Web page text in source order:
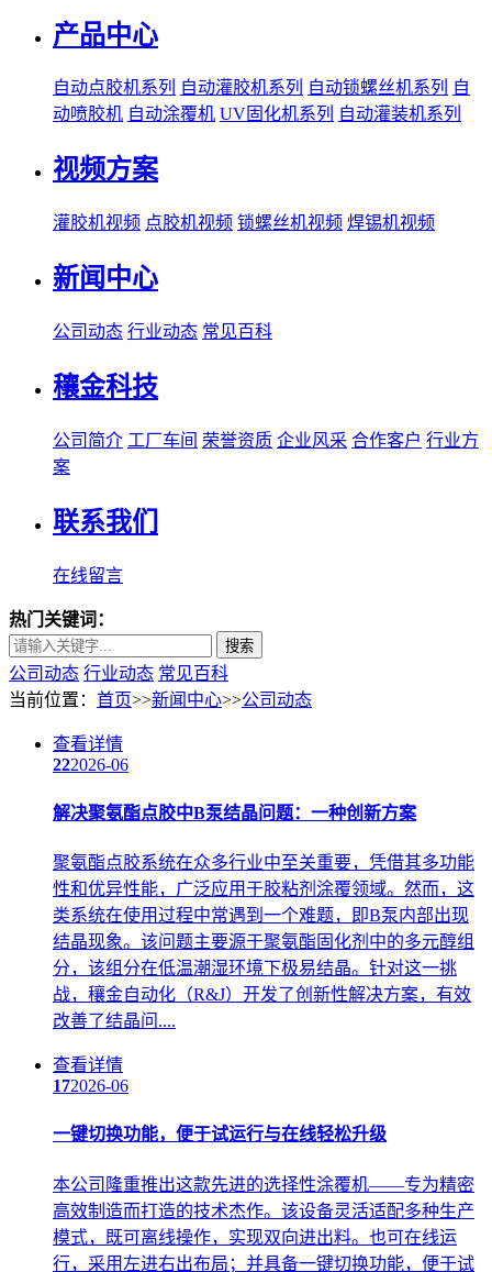
产品中心
自动点胶机系列 自动灌胶机系列 自动锁螺丝机系列 自
动喷胶机 自动涂覆机 UV固化机系列 自动灌装机系列
视频方案
灌胶机视频 点胶机视频 锁螺丝机视频 焊锡机视频
新闻中心
公司动态 行业动态 常见百科
穰金科技
公司简介 工厂车间 荣誉资质 企业风采 合作客户 行业方
案
联系我们
在线留言
热门关键词：
搜索
公司动态 行业动态 常见百科
当前位置： 首页>>新闻中心>>公司动态
查看详情
222026-06
解决聚氨酯点胶中B泵结晶问题：一种创新方案
聚氨酯点胶系统在众多行业中至关重要，凭借其多功能
性和优异性能，广泛应用于胶粘剂涂覆领域。然而，这
类系统在使用过程中常遇到一个难题，即B泵内部出现
结晶现象。该问题主要源于聚氨酯固化剂中的多元醇组
分，该组分在低温潮湿环境下极易结晶。针对这一挑
战，穰金自动化（R&J）开发了创新性解决方案，有效
改善了结晶问....
查看详情
172026-06
一键切换功能，便于试运行与在线轻松升级
本公司隆重推出这款先进的选择性涂覆机——专为精密
高效制造而打造的技术杰作。该设备灵活适配多种生产
模式，既可离线操作，实现双向进出料。也可在线运
行，采用左进右出布局；并具备一键切换功能，便于试